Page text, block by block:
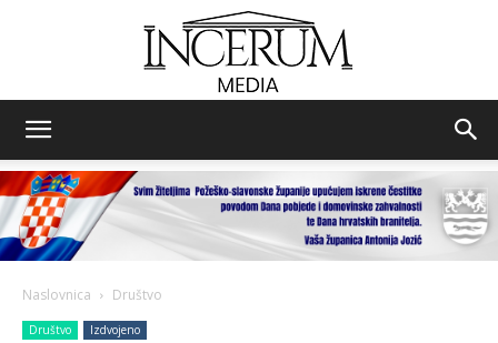
media
Naslovnica Društvo
Društvo Izdvojeno